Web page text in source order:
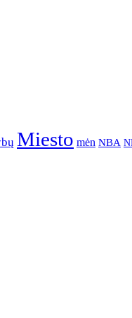
Miesto mėn NBA